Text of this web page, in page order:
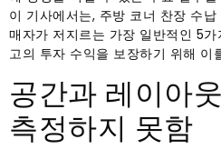
이 기사에서는, 주방 코너 찬장 수
매자가 저지르는 가장 일반적인 5
고의 투자 수익을 보장하기 위해 이
공간과 레이아
측정하지 못함